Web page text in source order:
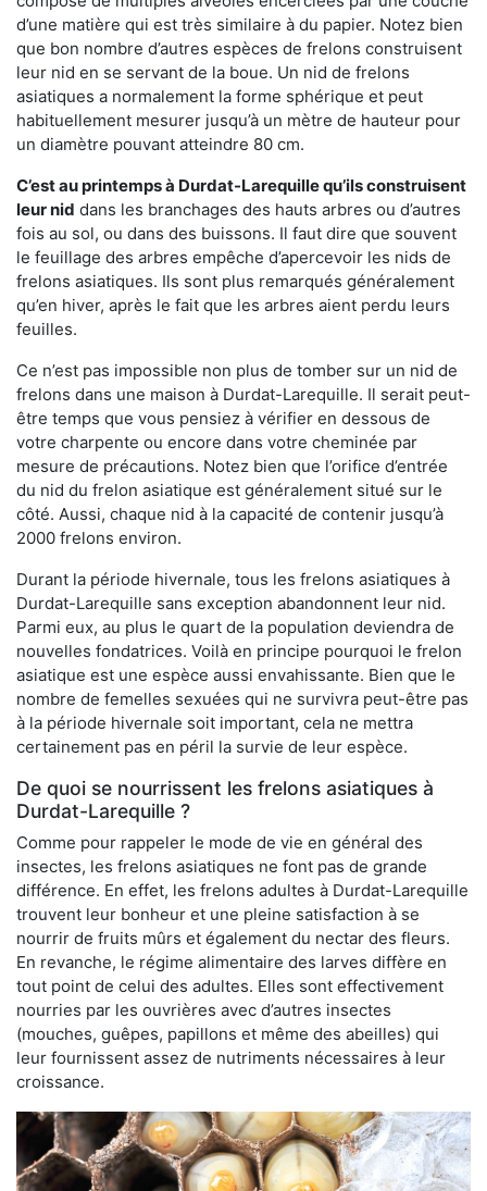
d’une matière qui est très similaire à du papier. Notez bien
que bon nombre d’autres espèces de frelons construisent
leur nid en se servant de la boue. Un nid de frelons
asiatiques a normalement la forme sphérique et peut
habituellement mesurer jusqu’à un mètre de hauteur pour
un diamètre pouvant atteindre 80 cm.
C’est au printemps à Durdat-Larequille qu’ils construisent
leur nid dans les branchages des hauts arbres ou d’autres
fois au sol, ou dans des buissons. Il faut dire que souvent
le feuillage des arbres empêche d’apercevoir les nids de
frelons asiatiques. Ils sont plus remarqués généralement
qu’en hiver, après le fait que les arbres aient perdu leurs
feuilles.
Ce n’est pas impossible non plus de tomber sur un nid de
frelons dans une maison à Durdat-Larequille. Il serait peut-
être temps que vous pensiez à vérifier en dessous de
votre charpente ou encore dans votre cheminée par
mesure de précautions. Notez bien que l’orifice d’entrée
du nid du frelon asiatique est généralement situé sur le
côté. Aussi, chaque nid à la capacité de contenir jusqu’à
2000 frelons environ.
Durant la période hivernale, tous les frelons asiatiques à
Durdat-Larequille sans exception abandonnent leur nid.
Parmi eux, au plus le quart de la population deviendra de
nouvelles fondatrices. Voilà en principe pourquoi le frelon
asiatique est une espèce aussi envahissante. Bien que le
nombre de femelles sexuées qui ne survivra peut-être pas
à la période hivernale soit important, cela ne mettra
certainement pas en péril la survie de leur espèce.
De quoi se nourrissent les frelons asiatiques à
Durdat-Larequille ?
Comme pour rappeler le mode de vie en général des
insectes, les frelons asiatiques ne font pas de grande
différence. En effet, les frelons adultes à Durdat-Larequille
trouvent leur bonheur et une pleine satisfaction à se
nourrir de fruits mûrs et également du nectar des fleurs.
En revanche, le régime alimentaire des larves diffère en
tout point de celui des adultes. Elles sont effectivement
nourries par les ouvrières avec d’autres insectes
(mouches, guêpes, papillons et même des abeilles) qui
leur fournissent assez de nutriments nécessaires à leur
croissance.